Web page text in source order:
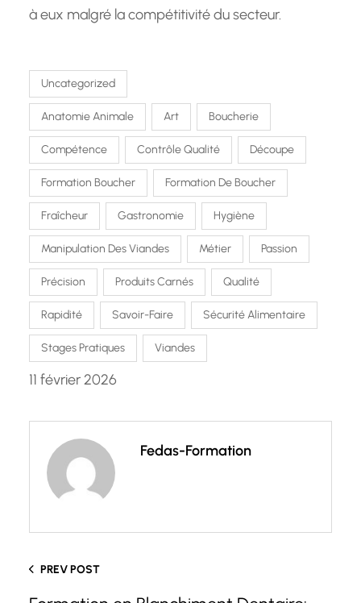
à eux malgré la compétitivité du secteur.
Uncategorized
Anatomie Animale Art Boucherie
Compétence Contrôle Qualité Découpe
Formation Boucher Formation De Boucher
Fraîcheur Gastronomie Hygiène
Manipulation Des Viandes Métier Passion
Précision Produits Carnés Qualité
Rapidité Savoir-Faire Sécurité Alimentaire
Stages Pratiques Viandes
11 février 2026
Fedas-Formation
PREV POST